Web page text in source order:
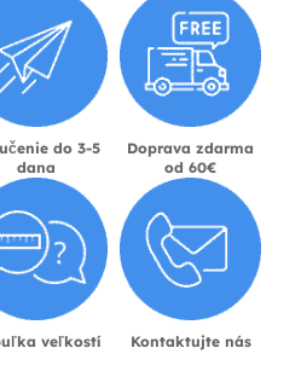
do 3-5
dana
Doprava zdarma
od 60€
veľkostí Kontaktujte nás